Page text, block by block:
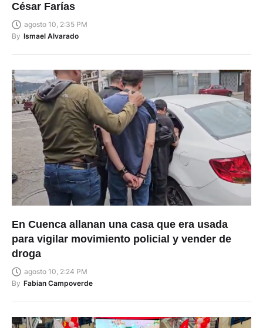
César Farías
agosto 10, 2:35 PM
By Ismael Alvarado
En Cuenca allanan una casa que era usada
para vigilar movimiento policial y vender de
droga
agosto 10, 2:24 PM
By Fabian Campoverde